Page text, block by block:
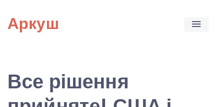
content
Аркуш
Все рішення